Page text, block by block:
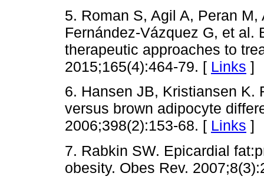
5. Roman S, Agil A, Peran
Fernández-Vázquez G, et al.
therapeutic approaches to
2015;165(4):464-79. [ Links ]
6. Hansen JB, Kristiansen K.
versus brown adipocyte
2006;398(2):153-68. [ Links ]
7. Rabkin SW. Epicardial
obesity. Obes Rev.